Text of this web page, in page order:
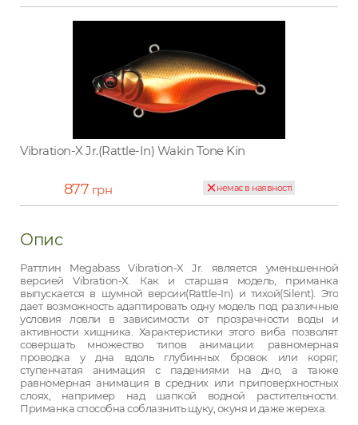
Vibration-X Jr.(Rattle-In) Wakin Tone Kin
877 грн немає в наявності
Опис
Раттлин Megabass Vibration-X Jr. является уменьшенной
версией Vibration-X. Как и старшая модель, приманка
выпускается в шумной версии(Rattle-In) и тихой(Silent). Это
дает возможность адаптировать одну модель под различные
условия ловли в зависимости от прозрачности воды и
активности хищника. Характеристики этого виба позволят
совершать множество типов анимации: равномерная
проводка у дна вдоль глубинных бровок или коряг,
ступенчатая анимация с падениями на дно, а также
равномерная анимация в средних или приповерхностных
слоях, например над шапкой водной растительности.
Приманка способна соблазнить щуку, окуня и даже жереха.